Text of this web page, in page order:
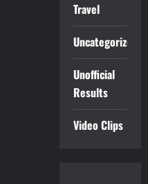
Travel
Uncategorized
Unofficial
Results
Video Clips